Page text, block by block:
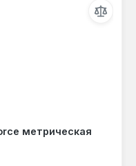
метрическая